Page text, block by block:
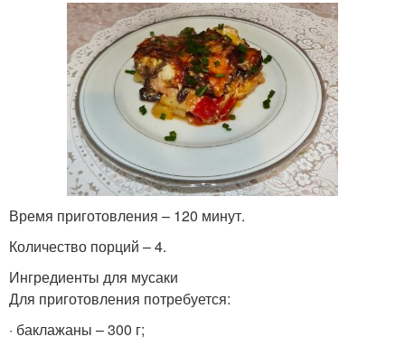
Время приготовления – 120 минут.
Количество порций – 4.
Ингредиенты для мусаки
Для приготовления потребуется:
· баклажаны – 300 г;